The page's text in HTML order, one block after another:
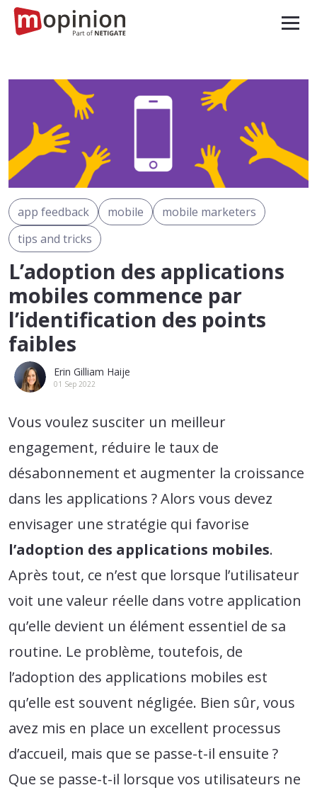
app feedback mobile
mobile marketers
tips and tricks
L’adoption des applications
mobiles commence par
l’identification des points
faibles
Erin Gilliam Haije
01 Sep 2022
Vous voulez susciter un meilleur
engagement, réduire le taux de
désabonnement et augmenter la croissance
dans les applications ? Alors vous devez
envisager une stratégie qui favorise
l’adoption des applications mobiles.
Après tout, ce n’est que lorsque l’utilisateur
voit une valeur réelle dans votre application
qu’elle devient un élément essentiel de sa
routine. Le problème, toutefois, de
l’adoption des applications mobiles est
qu’elle est souvent négligée. Bien sûr, vous
avez mis en place un excellent processus
d’accueil, mais que se passe-t-il ensuite ?
Que se passe-t-il lorsque vos utilisateurs ne